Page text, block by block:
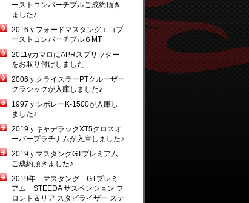
ーストコンバーチブルご成約頂き
ました♪
2016ｙフォードマスタングエコブ
ーストコンバーチブル６MT
2011yカマロにAPRスプリッター
をお取り付けしました
2006ｙクライスラーPTクルーザー
クラシックが入庫しました♪
1997ｙシボレーK-1500が入庫し
ました♪
2019ｙキャデラックXT5クロスオ
ーバープラチナムが入庫しました♪
2019ｙマスタングGTプレミアム
ご成約頂きました♪
2019年 マスタング GTプレミ
アム STEEDA サスペンション フ
ロント＆リア スタビライザー ステ